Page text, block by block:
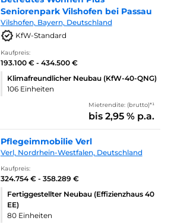
Seniorenpark Vilshofen bei Passau
Vilshofen, Bayern, Deutschland
KfW-Standard
Kaufpreis:
193.100 € - 434.500 €
Klimafreundlicher Neubau (KfW-40-QNG)
106 Einheiten
Mietrendite: (brutto)*¹
bis 2,95 % p.a.
Pflegeimmobilie Verl
Verl, Nordrhein-Westfalen, Deutschland
Kaufpreis:
324.754 € - 358.289 €
Fertiggestellter Neubau (Effizienzhaus 40
EE)
80 Einheiten